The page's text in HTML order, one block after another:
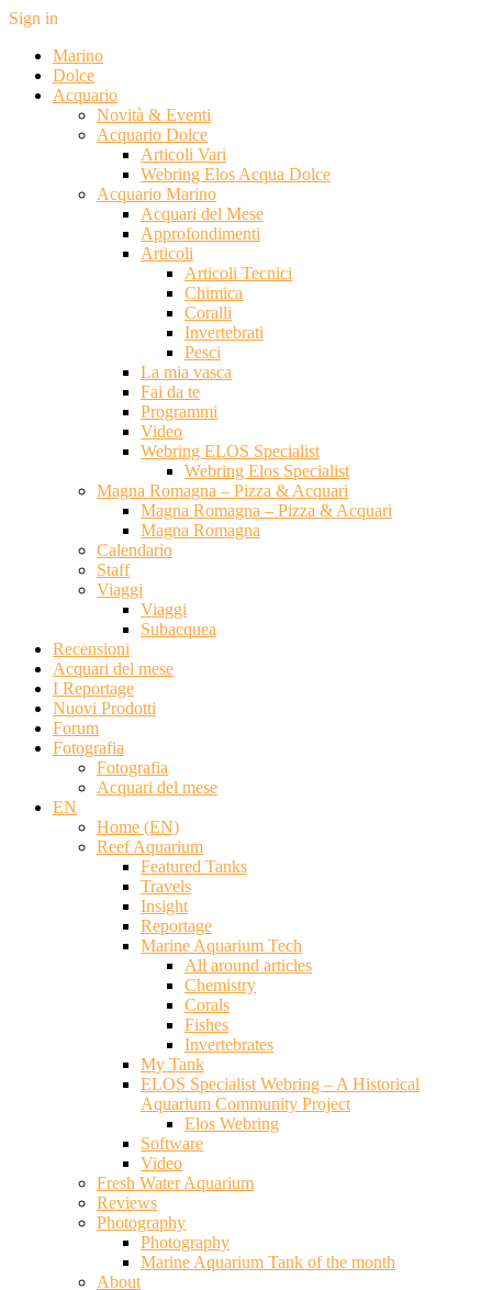
Sign in
Marino
Dolce
Acquario
Novità & Eventi
Acquario Dolce
Articoli Vari
Webring Elos Acqua Dolce
Acquario Marino
Acquari del Mese
Approfondimenti
Articoli
Articoli Tecnici
Chimica
Coralli
Invertebrati
Pesci
La mia vasca
Fai da te
Programmi
Video
Webring ELOS Specialist
Webring Elos Specialist
Magna Romagna – Pizza & Acquari
Magna Romagna – Pizza & Acquari
Magna Romagna
Calendario
Staff
Viaggi
Viaggi
Subacquea
Recensioni
Acquari del mese
I Reportage
Nuovi Prodotti
Forum
Fotografia
Fotografia
Acquari del mese
EN
Home (EN)
Reef Aquarium
Featured Tanks
Travels
Insight
Reportage
Marine Aquarium Tech
All around articles
Chemistry
Corals
Fishes
Invertebrates
My Tank
ELOS Specialist Webring – A Historical
Aquarium Community Project
Elos Webring
Software
Video
Fresh Water Aquarium
Reviews
Photography
Photography
Marine Aquarium Tank of the month
About